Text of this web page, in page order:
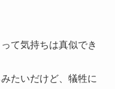
て気持ちは真似でき
たいだけど、犠牲に